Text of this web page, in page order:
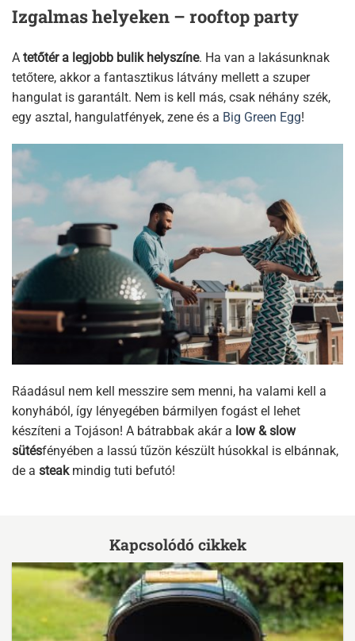
Izgalmas helyeken – rooftop party
A tetőtér a legjobb bulik helyszíne. Ha van a lakásunknak
tetőtere, akkor a fantasztikus látvány mellett a szuper
hangulat is garantált. Nem is kell más, csak néhány szék,
egy asztal, hangulatfények, zene és a Big Green Egg!
Ráadásul nem kell messzire sem menni, ha valami kell a
konyhából, így lényegében bármilyen fogást el lehet
készíteni a Tojáson! A bátrabbak akár a low & slow
sütésfényében a lassú tűzön készült húsokkal is elbánnak,
de a steakmindig tuti befutó!
Kapcsolódó cikkek